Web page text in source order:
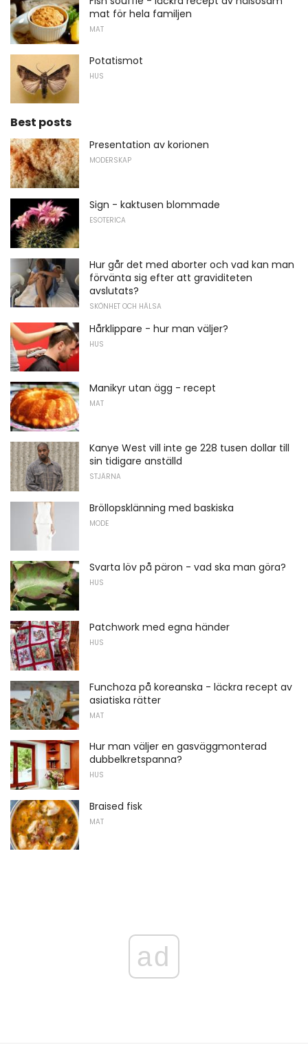
mat för hela familjen
MAT
Potatismot
HUS
Best posts
Presentation av korionen
MODERSKAP
Sign - kaktusen blommade
ESOTERICA
Hur går det med aborter och vad kan man
förvänta sig efter att graviditeten
avslutats?
SKÖNHET OCH HÄLSA
Hårklippare - hur man väljer?
HUS
Manikyr utan ägg - recept
MAT
Kanye West vill inte ge 228 tusen dollar till
sin tidigare anställd
STJÄRNA
Bröllopsklänning med baskiska
MODE
Svarta löv på päron - vad ska man göra?
HUS
Patchwork med egna händer
HUS
Funchoza på koreanska - läckra recept av
asiatiska rätter
MAT
Hur man väljer en gasväggmonterad
dubbelkretspanna?
HUS
Braised fisk
MAT
ad